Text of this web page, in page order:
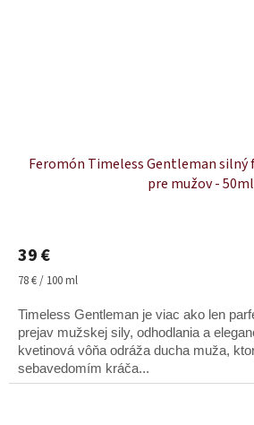
Feromón Timeless Gentleman silný
pre mužov - 50ml
produktu
je
z
hviezdičiek.
39 €
Jednotková
78 € / 100 ml
Timeless Gentleman je viac ako len
prejav mužskej sily, odhodlania a
kvetinová vôňa odráža ducha muža,
sebavedomím kráča...